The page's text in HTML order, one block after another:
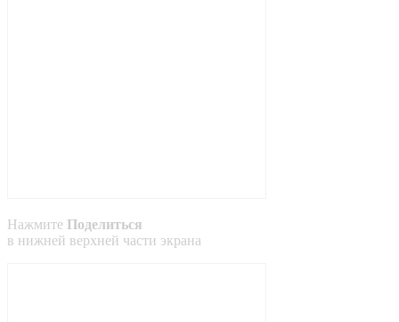
Нажмите Поделиться
в нижней верхней части экрана